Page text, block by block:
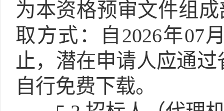
为本资格预审文件组
取方式：自2026年07
止，潜在申请人应通
自行免费下载。